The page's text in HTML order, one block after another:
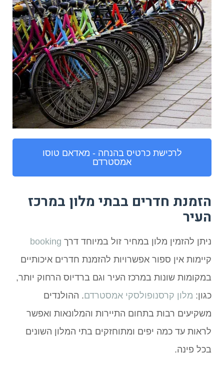
לרכישת כרטיס בהנחה - מאדאם טוסו
אמסטרדם
הזמנת חדרים בבתי מלון במרכז
העיר
ניתן להזמין מלון במחיר זול במיוחד דרך booking
קיימות אין ספור אפשרויות להזמנת חדרים איכותיים
במקומות שונות במרכז העיר וגם ברדיוס הרחוק יותר,
כגון: מלון קרסנופולסקי אמסטרדם. ההולנדים
משקיעים רבות בתחום התיירות והמלונאות ואפשר
לראות עד כמה יפים ומתוחזקים בתי המלון השונים
בכל פינה.